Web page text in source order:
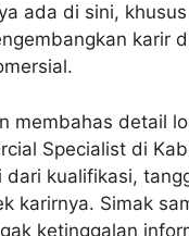
ada di sini,
karir
membahas detail
Specialist di
dari kualifikasi,
karirnya. Simak
ketinggalan